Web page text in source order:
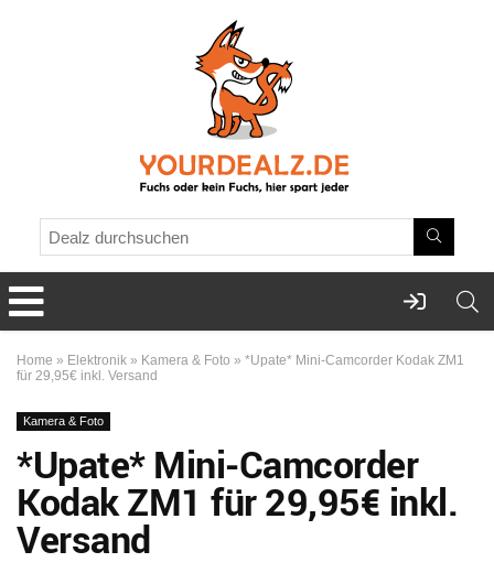
Home » Elektronik » Kamera & Foto » *Upate* Mini-Camcorder Kodak ZM1
für 29,95€ inkl. Versand
Kamera & Foto
*Upate* Mini-Camcorder
Kodak ZM1 für 29,95€ inkl.
Versand